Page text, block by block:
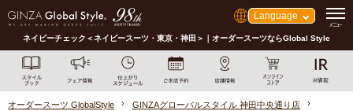
Language
ネイビーチェック＜ネイビースーツ・東京・神田＞｜オーダースーツならGlobal Style
オーダースーツ GlobalStyle
GINZAグローバルスタイル 神田中央通り店